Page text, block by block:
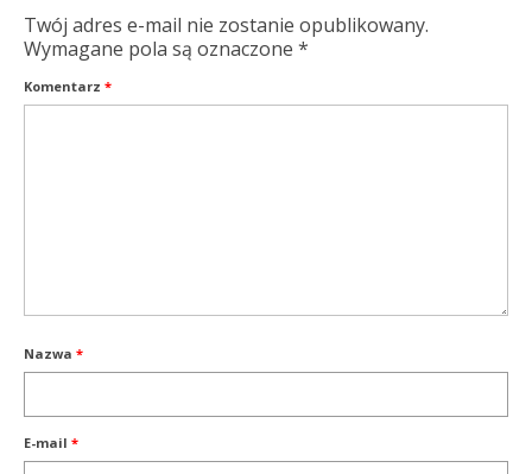
Twój adres e-mail nie zostanie opublikowany.
Wymagane pola są oznaczone *
Komentarz *
Nazwa *
E-mail *